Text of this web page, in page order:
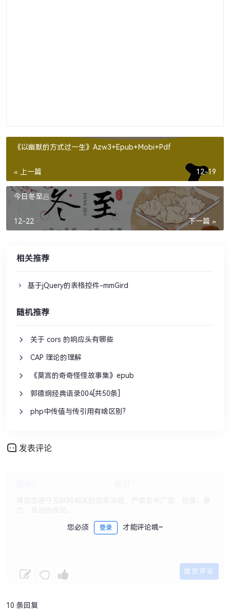
《以幽默的方式过一生》Azw3+Epub+Mobi+Pdf
« 上一篇 12-19
今日冬至🥟
下一篇 »
12-22
相关推荐
基于jQuery的表格控件-mmGird
随机推荐
关于 cors 的响应头有哪些
CAP 理论的理解
《莫言的奇奇怪怪故事集》epub
郭德纲经典语录004[共50条]
php中传值与传引用有啥区别?
发表评论
您必须 登录 才能评论哦~
10 条回复